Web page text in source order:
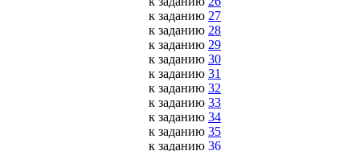
к заданию 27
к заданию 28
к заданию 29
к заданию 30
к заданию 31
к заданию 32
к заданию 33
к заданию 34
к заданию 35
к заданию 36